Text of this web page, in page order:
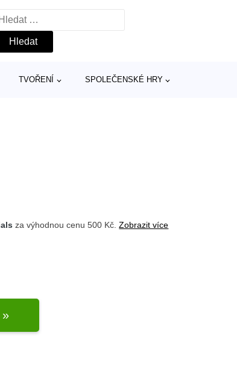
TVOŘENÍ SPOLEČENSKÉ HRY
za výhodnou cenu 500 Kč.Zobrazit více